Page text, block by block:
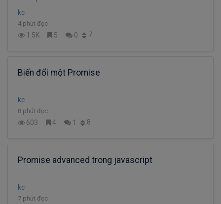
kc
4 phút đọc
1.5K 5 0 7
Biến đổi một Promise
kc
8 phút đọc
603 4 1 8
Promise advanced trong javascript
kc
7 phút đọc